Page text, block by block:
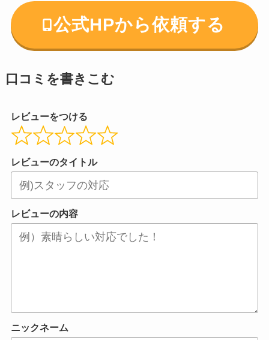
公式HPから依頼する
口コミを書きこむ
レビューをつける
レビューのタイトル
レビューの内容
ニックネーム